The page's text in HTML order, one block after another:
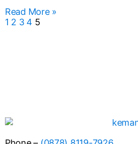
Read More »
1 2 3 4 5